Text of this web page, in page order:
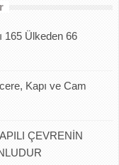
165 Ülkeden 66
Kapı ve Cam
ÇEVRENİN